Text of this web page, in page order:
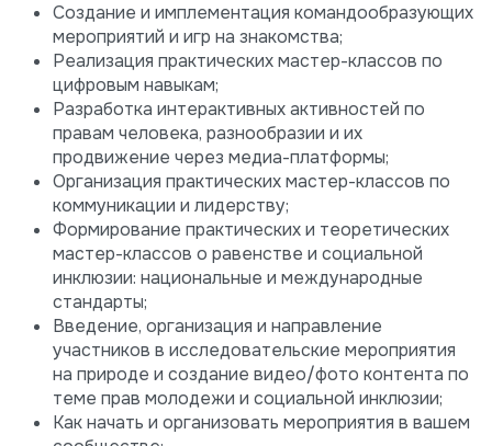
Создание и имплементация командообразующих
мероприятий и игр на знакомства;
Реализация практических мастер-классов по
цифровым навыкам;
Разработка интерактивных активностей по
правам человека, разнообразии и их
продвижение через медиа-платформы;
Организация практических мастер-классов по
коммуникации и лидерству;
Формирование практических и теоретических
мастер-классов о равенстве и социальной
инклюзии: национальные и международные
стандарты;
Введение, организация и направление
участников в исследовательские мероприятия
на природе и создание видео/фото контента по
теме прав молодежи и социальной инклюзии;
Как начать и организовать мероприятия в вашем